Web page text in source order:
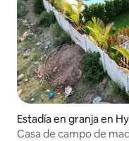
Estadía en granja en
Casa de campo de